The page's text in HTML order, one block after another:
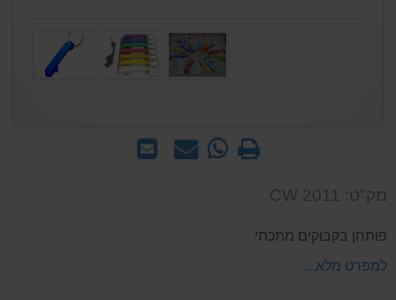
שלח
שאל WhatsApp
המוצר
מק"ט: CW 2011
פותחן בקבוקים מתכתי
למפרט מלא...